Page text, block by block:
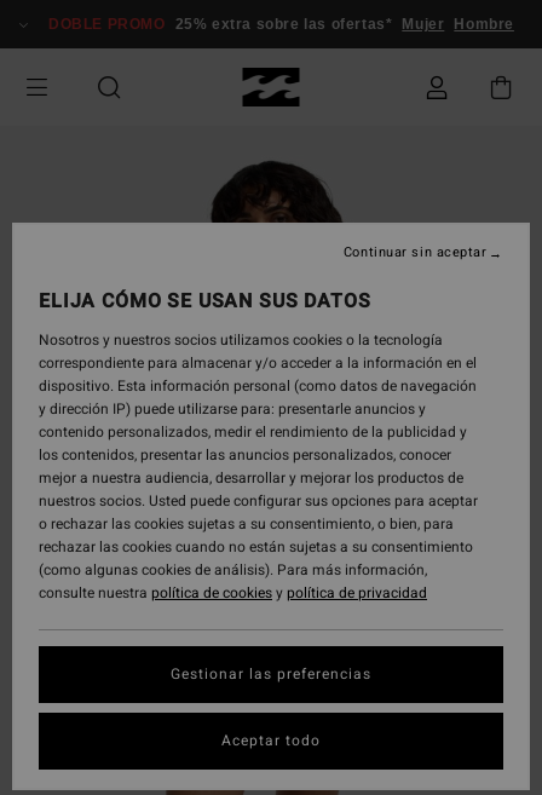
información
DOBLE PROMO 25% extra sobre las ofertas* Mujer Hombre
ELIJA CÓMO SE USAN SUS DATOS
Nosotros y nuestros socios utilizamos cookies o la tecnología
correspondiente para almacenar y/o acceder a la información en el
dispositivo. Esta información personal (como datos de navegación
y dirección IP) puede utilizarse para: presentarle anuncios y
contenido personalizados, medir el rendimiento de la publicidad y
los contenidos, presentar las anuncios personalizados, conocer
mejor a nuestra audiencia, desarrollar y mejorar los productos de
nuestros socios. Usted puede configurar sus opciones para aceptar
o rechazar las cookies sujetas a su consentimiento, o bien, para
rechazar las cookies cuando no están sujetas a su consentimiento
(como algunas cookies de análisis). Para más información,
consulte nuestra política de cookiesypolítica de privacidad
Gestionar las preferencias
Continuar sin aceptar
Aceptar todo